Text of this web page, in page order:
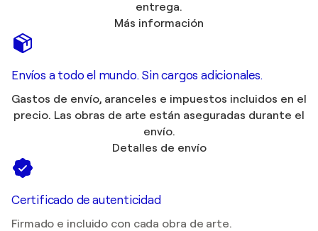
entrega.
Más información
Envíos a todo el mundo. Sin cargos adicionales.
Gastos de envío, aranceles e impuestos incluidos en el
precio. Las obras de arte están aseguradas durante el
envío.
Detalles de envío
Certificado de autenticidad
Firmado e incluido con cada obra de arte.